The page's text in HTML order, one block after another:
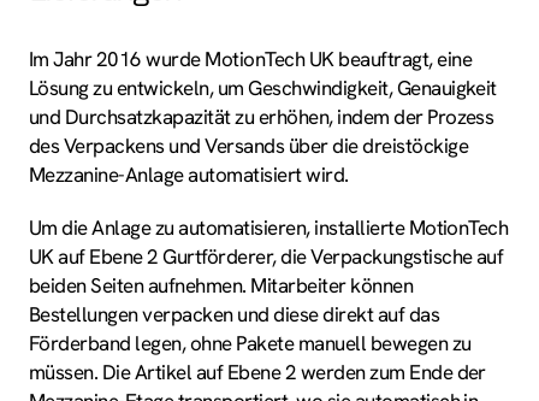
Im Jahr 2016 wurde MotionTech UK beauftragt, eine
Lösung zu entwickeln, um Geschwindigkeit, Genauigkeit
und Durchsatzkapazität zu erhöhen, indem der Prozess
des Verpackens und Versands über die dreistöckige
Mezzanine-Anlage automatisiert wird.
Um die Anlage zu automatisieren, installierte MotionTech
UK auf Ebene 2 Gurtförderer, die Verpackungstische auf
beiden Seiten aufnehmen. Mitarbeiter können
Bestellungen verpacken und diese direkt auf das
Förderband legen, ohne Pakete manuell bewegen zu
müssen. Die Artikel auf Ebene 2 werden zum Ende der